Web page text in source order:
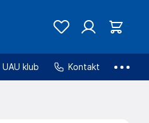
UAU klub Kontakt